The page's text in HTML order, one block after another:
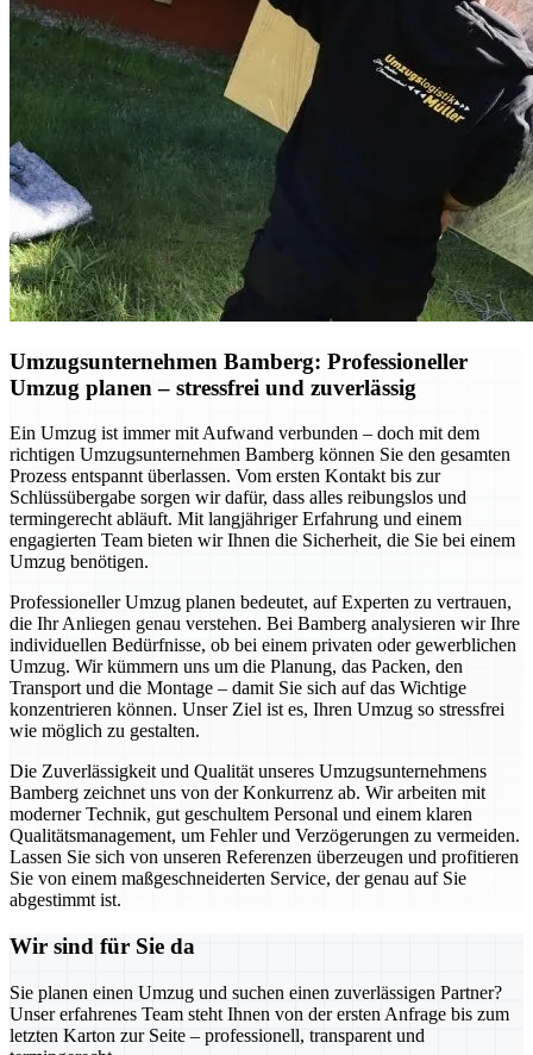
Umzugsunternehmen Bamberg: Professioneller
Umzug planen – stressfrei und zuverlässig
Ein Umzug ist immer mit Aufwand verbunden – doch mit dem
richtigen Umzugsunternehmen Bamberg können Sie den gesamten
Prozess entspannt überlassen. Vom ersten Kontakt bis zur
Schlüssübergabe sorgen wir dafür, dass alles reibungslos und
termingerecht abläuft. Mit langjähriger Erfahrung und einem
engagierten Team bieten wir Ihnen die Sicherheit, die Sie bei einem
Umzug benötigen.
Professioneller Umzug planen bedeutet, auf Experten zu vertrauen,
die Ihr Anliegen genau verstehen. Bei Bamberg analysieren wir Ihre
individuellen Bedürfnisse, ob bei einem privaten oder gewerblichen
Umzug. Wir kümmern uns um die Planung, das Packen, den
Transport und die Montage – damit Sie sich auf das Wichtige
konzentrieren können. Unser Ziel ist es, Ihren Umzug so stressfrei
wie möglich zu gestalten.
Die Zuverlässigkeit und Qualität unseres Umzugsunternehmens
Bamberg zeichnet uns von der Konkurrenz ab. Wir arbeiten mit
moderner Technik, gut geschultem Personal und einem klaren
Qualitätsmanagement, um Fehler und Verzögerungen zu vermeiden.
Lassen Sie sich von unseren Referenzen überzeugen und profitieren
Sie von einem maßgeschneiderten Service, der genau auf Sie
abgestimmt ist.
Wir sind für Sie da
Sie planen einen Umzug und suchen einen zuverlässigen Partner?
Unser erfahrenes Team steht Ihnen von der ersten Anfrage bis zum
letzten Karton zur Seite – professionell, transparent und